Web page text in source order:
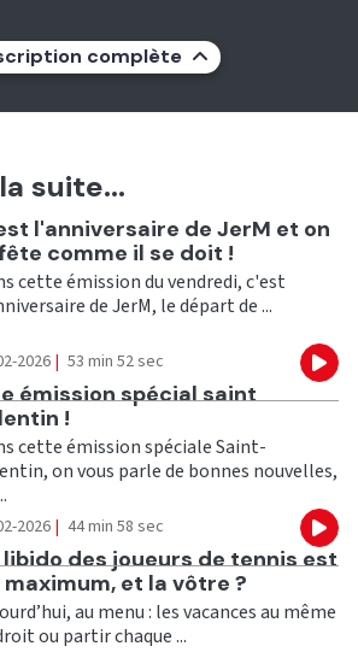
complète
suite...
l'anniversaire de JerM et on
comme il se doit !
cette émission du vendredi, c'est
de JerM, le départ de ...
2026 | 53 min 52 sec
émission spécial saint
!
cette émission spéciale Saint-
on vous parle de bonnes nouvelles,
2026 | 44 min 58 sec
libido des joueurs de tennis est
maximum, et la vôtre ?
au menu : les vacances au même
ou partir chaque ...